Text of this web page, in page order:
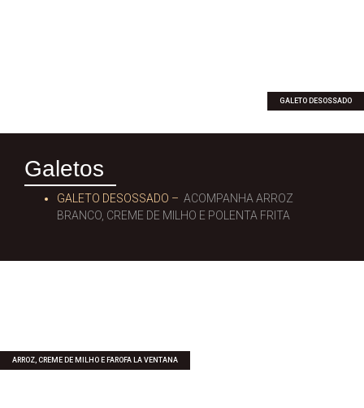
Galetos
GALETO DESOSSADO – ACOMPANHA ARROZ
BRANCO, CREME DE MILHO E POLENTA FRITA
GALETO DESOSSADO
ARROZ, CREME DE MILHO E FAROFA LA VENTANA